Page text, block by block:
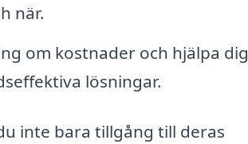
när.
om kostnader och hjälpa dig
lösningar.
inte bara tillgång till deras